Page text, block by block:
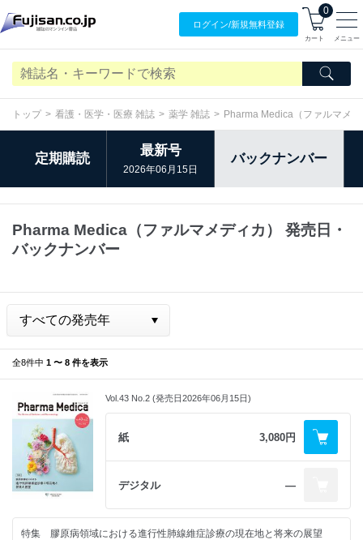
ログイン/新規無料登録
0
カート メニュー
トップ 看護・医学・医療 雑誌 薬学 雑誌 Pharma Medica（ファルマメ
定期購読
最新号
2026年06月15日
バックナンバー
Pharma Medica（ファルマメディカ） 発売日・
バックナンバー
全8件中 1 〜 8 件を表示
Vol.43 No.2 (発売日2026年06月15日)
紙 3,080円
デジタル ―
特集 膠原病領域における進行性肺線維症診療の現在地と将来の展望